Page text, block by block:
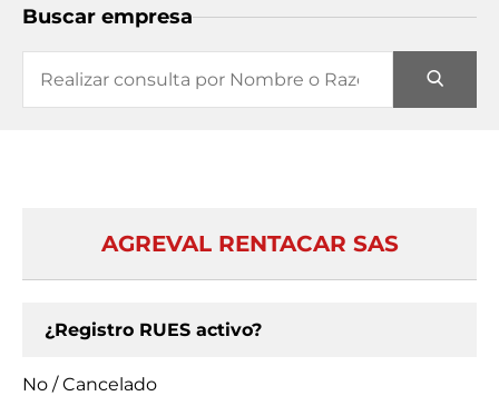
Buscar empresa
AGREVAL RENTACAR SAS
¿Registro RUES activo?
No / Cancelado